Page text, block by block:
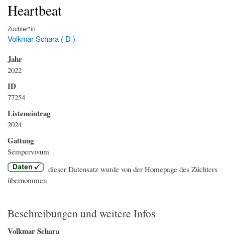
Heartbeat
Züchter*in
Volkmar Schara ( D )
Jahr
2022
ID
77254
Listeneintrag
2024
Gattung
Sempervivum
dieser Datensatz wurde von der Homepage des Züchters
übernommen
Beschreibungen und weitere Infos
Volkmar Schara